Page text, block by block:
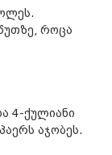
როცა
4-ქულიანი
აჯობეს.